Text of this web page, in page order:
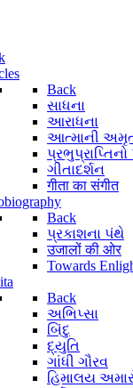
Back
સાધના
આરાધના
આત્માની
ગીતાદર્શન
गीता का संगीत
Back
પ્રકાશના પંથે
उजालों की ओर
Towards
Back
અભિપ્સા
બિંદુ
દ્યુતિ
ગાંધી ગૌરવ
હિમાલય